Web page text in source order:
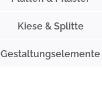
Kiese & Splitte
Gestaltungselemente